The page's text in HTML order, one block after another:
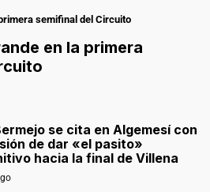
en la primera
se cita en Algemesí con
de dar «el pasito»
hacia la final de Villena